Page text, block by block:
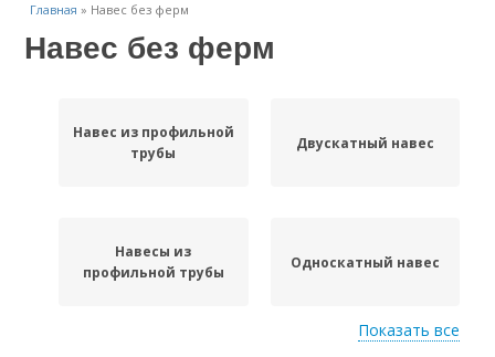
Главная » Навес без ферм
Навес без ферм
Навес из профильной
трубы
Двускатный навес
Навесы из
профильной трубы
Односкатный навес
Показать все